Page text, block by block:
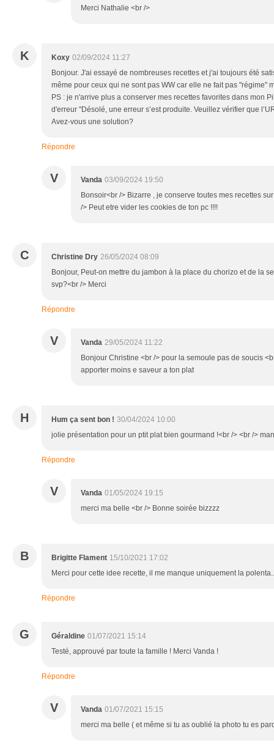
Merci Nathalie <br />
K Koxy 02/09/2024 11:27
Bonjour. J'ai essayé de nombreuses recettes et j'ai toujours été
même pour ceux qui ne sont pas WW car elle ne fait pas "régime"
PS : je n'arrive plus a conserver mes recettes favorites dans mon
d'erreur "Désolé, une erreur s’est produite. Veuillez vérifier que
Avez-vous une solution?
Répondre
V Vanda 03/09/2024 19:50
Bonsoir<br /> Bizarre , je conserve toutes mes recettes
/> Peut etre vider les cookies de ton pc !!!!
C Christine Dry 26/05/2024 08:09
Bonjour, Peut-on mettre du jambon à la place du chorizo et de la
svp?<br /> Merci
Répondre
V Vanda 29/05/2024 11:22
Bonjour Christine <br /> pour la semoule pas de soucis
apporter moins e saveur a ton plat
H Hum ça sent bon ! 30/04/2024 10:00
jolie présentation pour un ptit plat bien gourmand !<br /> <br />
Répondre
V Vanda 01/05/2024 19:15
merci ma belle <br /> Bonne soirée bizzzz
B Brigitte Flament 15/10/2021 17:02
Merci pour cette idee recette, il me manque uniquement la
Répondre
G Géraldine 01/07/2021 15:14
Testé, approuvé par toute la famille ! Merci Vanda !
Répondre
V Vanda 01/07/2021 15:15
merci ma belle ( et même si tu as oublié la photo tu es